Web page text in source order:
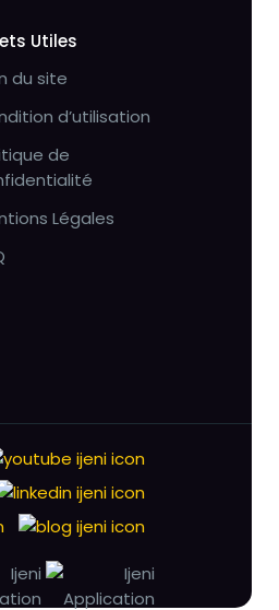
Utiles
du site
d’utilisation
de
Légales